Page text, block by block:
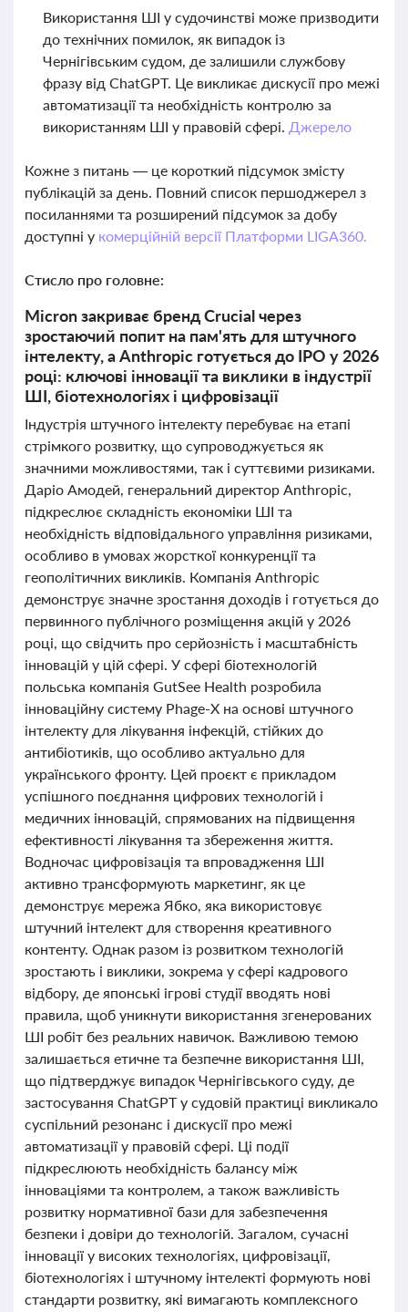
Використання ШІ у судочинстві може призводити
до технічних помилок, як випадок із
Чернігівським судом, де залишили службову
фразу від ChatGPT. Це викликає дискусії про межі
автоматизації та необхідність контролю за
використанням ШІ у правовій сфері. Джерело
Кожне з питань — це короткий підсумок змісту
публікацій за день. Повний список першоджерел з
посиланнями та розширений підсумок за добу
доступні у комерційній версії Платформи LIGA360.
Стисло про головне:
Micron закриває бренд Crucial через
зростаючий попит на пам'ять для штучного
інтелекту, а Anthropic готується до IPO у 2026
році: ключові інновації та виклики в індустрії
ШІ, біотехнологіях і цифровізації
Індустрія штучного інтелекту перебуває на етапі
стрімкого розвитку, що супроводжується як
значними можливостями, так і суттєвими ризиками.
Даріо Амодей, генеральний директор Anthropic,
підкреслює складність економіки ШІ та
необхідність відповідального управління ризиками,
особливо в умовах жорсткої конкуренції та
геополітичних викликів. Компанія Anthropic
демонструє значне зростання доходів і готується до
первинного публічного розміщення акцій у 2026
році, що свідчить про серйозність і масштабність
інновацій у цій сфері. У сфері біотехнологій
польська компанія GutSee Health розробила
інноваційну систему Phage-X на основі штучного
інтелекту для лікування інфекцій, стійких до
антибіотиків, що особливо актуально для
українського фронту. Цей проєкт є прикладом
успішного поєднання цифрових технологій і
медичних інновацій, спрямованих на підвищення
ефективності лікування та збереження життя.
Водночас цифровізація та впровадження ШІ
активно трансформують маркетинг, як це
демонструє мережа Ябко, яка використовує
штучний інтелект для створення креативного
контенту. Однак разом із розвитком технологій
зростають і виклики, зокрема у сфері кадрового
відбору, де японські ігрові студії вводять нові
правила, щоб уникнути використання згенерованих
ШІ робіт без реальних навичок. Важливою темою
залишається етичне та безпечне використання ШІ,
що підтверджує випадок Чернігівського суду, де
застосування ChatGPT у судовій практиці викликало
суспільний резонанс і дискусії про межі
автоматизації у правовій сфері. Ці події
підкреслюють необхідність балансу між
інноваціями та контролем, а також важливість
розвитку нормативної бази для забезпечення
безпеки і довіри до технологій. Загалом, сучасні
інновації у високих технологіях, цифровізації,
біотехнологіях і штучному інтелекті формують нові
стандарти розвитку, які вимагають комплексного